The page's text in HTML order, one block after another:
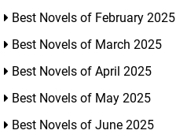
Best Novels of February 2025
Best Novels of March 2025
Best Novels of April 2025
Best Novels of May 2025
Best Novels of June 2025